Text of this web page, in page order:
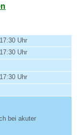
Uhr
Uhr
Uhr
bei akuter